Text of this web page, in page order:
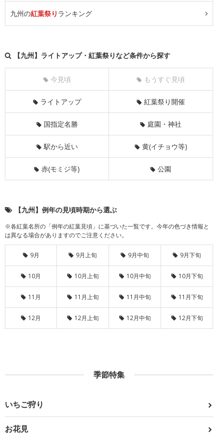
九州の紅葉祭り ランキング
【九州】ライトアップ・紅葉祭りなど条件から探す
今見頃 もうすぐ見頃
ライトアップ 紅葉祭り開催
国指定名勝 庭園・神社
駅から近い 黄(イチョウ等)
赤(モミジ等) 公園
【九州】例年の見頃時期から選ぶ
※各紅葉名所の「例年の紅葉見頃」に基づいた一覧です。今年の色づき情報と
は異なる場合がありますのでご注意ください。
9月 9月上旬 9月中旬 9月下旬
10月 10月上旬 10月中旬 10月下旬
11月 11月上旬 11月中旬 11月下旬
12月 12月上旬 12月中旬 12月下旬
季節特集
いちご狩り
お花見